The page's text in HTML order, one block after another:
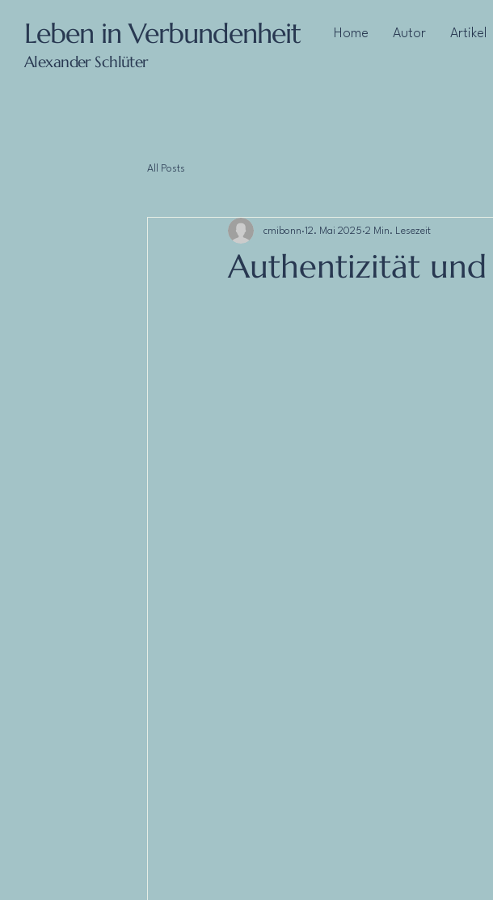
Leben in Verbundenheit
Alexander Schlüter
Home Autor Artikel
All Posts
Authentizität
cmibonn 12. Mai 2025 2 Min. Lesezeit